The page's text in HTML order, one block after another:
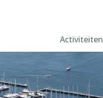
Activiteiten